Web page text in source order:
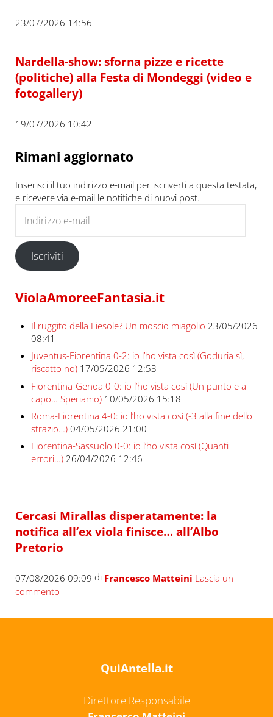
23/07/2026 14:56
Nardella-show: sforna pizze e ricette
(politiche) alla Festa di Mondeggi (video e
fotogallery)
19/07/2026 10:42
Rimani aggiornato
Inserisci il tuo indirizzo e-mail per iscriverti a questa testata,
e ricevere via e-mail le notifiche di nuovi post.
Iscriviti
ViolaAmoreeFantasia.it
Il ruggito della Fiesole? Un moscio miagolio 23/05/2026
08:41
Juventus-Fiorentina 0-2: io l’ho vista così (Goduria sì,
riscatto no) 17/05/2026 12:53
Fiorentina-Genoa 0-0: io l’ho vista così (Un punto e a
capo… Speriamo) 10/05/2026 15:18
Roma-Fiorentina 4-0: io l’ho vista così (-3 alla fine dello
strazio…) 04/05/2026 21:00
Fiorentina-Sassuolo 0-0: io l’ho vista così (Quanti
errori…) 26/04/2026 12:46
Cercasi Mirallas disperatamente: la
notifica all’ex viola finisce… all’Albo
Pretorio
07/08/2026 09:09 di Francesco Matteini Lascia un
commento
QuiAntella.it
Direttore Responsabile